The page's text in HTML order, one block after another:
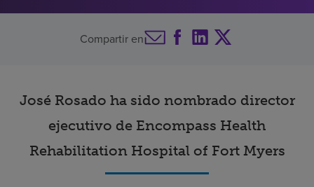
Empleos
Compartir en
José Rosado ha sido nombrado director
ejecutivo de Encompass Health
Rehabilitation Hospital of Fort Myers